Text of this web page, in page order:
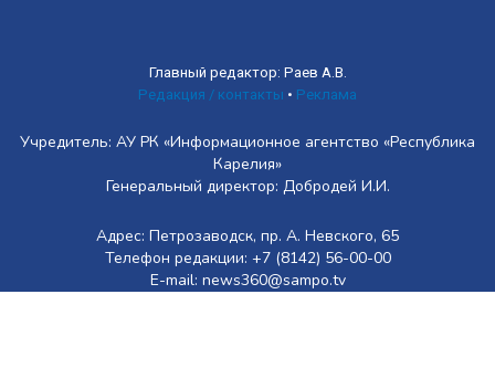
Главный редактор: Раев А.В.
Редакция / контакты • Реклама
Учредитель: АУ РК «Информационное агентство «Республика
Карелия»
Генеральный директор: Добродей И.И.
Адрес: Петрозаводск, пр. А. Невского, 65
Телефон редакции: +7 (8142) 56-00-00
E-mail: news360@sampo.tv